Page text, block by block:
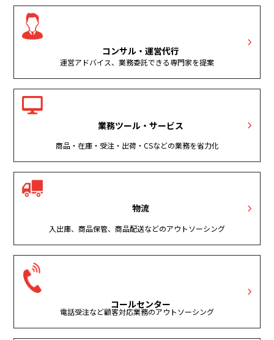
コンサル・運営代行
運営アドバイス、業務委託できる専門家を提案
業務ツール・サービス
商品・在庫・受注・出荷・CSなどの業務を省力化
物流
入出庫、商品保管、商品配送などのアウトソーシング
コールセンター
電話受注など顧客対応業務のアウトソーシング